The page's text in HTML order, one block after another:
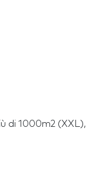
di 1000m2 (XXL),